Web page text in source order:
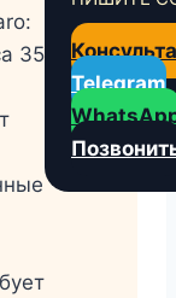
35
Telegram